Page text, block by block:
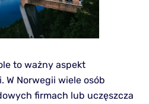
to ważny aspekt
W Norwegii wiele osób
firmach lub uczęszcza